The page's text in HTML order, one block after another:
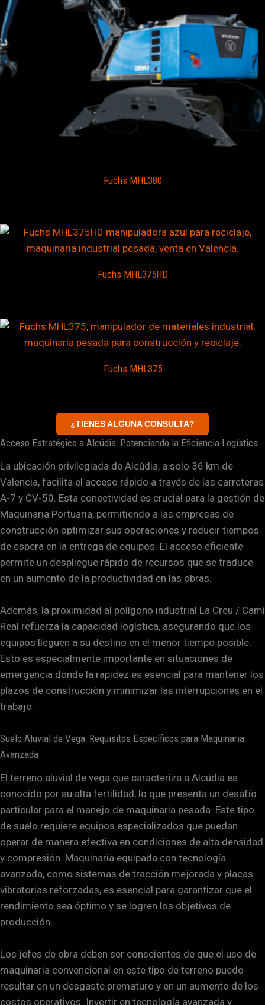
Fuchs MHL380
Fuchs MHL375HD
Fuchs MHL375
¿TIENES ALGUNA CONSULTA?
Acceso Estratégico a Alcúdia: Potenciando la Eficiencia Logística
La ubicación privilegiada de Alcúdia, a solo 36 km de
Valencia, facilita el acceso rápido a través de las carreteras
A-7 y CV-50. Esta conectividad es crucial para la gestión de
Maquinaria Portuaria, permitiendo a las empresas de
construcción optimizar sus operaciones y reducir tiempos
de espera en la entrega de equipos. El acceso eficiente
permite un despliegue rápido de recursos que se traduce
en un aumento de la productividad en las obras.
Además, la proximidad al polígono industrial La Creu / Camí
Real refuerza la capacidad logística, asegurando que los
equipos lleguen a su destino en el menor tiempo posible.
Esto es especialmente importante en situaciones de
emergencia donde la rapidez es esencial para mantener los
plazos de construcción y minimizar las interrupciones en el
trabajo.
Suelo Aluvial de Vega: Requisitos Específicos para Maquinaria
Avanzada
El terreno aluvial de vega que caracteriza a Alcúdia es
conocido por su alta fertilidad, lo que presenta un desafío
particular para el manejo de maquinaria pesada. Este tipo
de suelo requiere equipos especializados que puedan
operar de manera efectiva en condiciones de alta densidad
y compresión. Maquinaria equipada con tecnología
avanzada, como sistemas de tracción mejorada y placas
vibratorias reforzadas, es esencial para garantizar que el
rendimiento sea óptimo y se logren los objetivos de
producción.
Los jefes de obra deben ser conscientes de que el uso de
maquinaria convencional en este tipo de terreno puede
resultar en un desgaste prematuro y en un aumento de los
costos operativos. Invertir en tecnología avanzada y